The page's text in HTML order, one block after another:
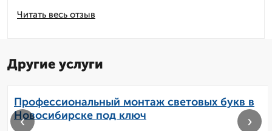
Читать весь отзыв
Другие услуги
Профессиональный монтаж световых букв в
Новосибирске под ключ
‹ ›